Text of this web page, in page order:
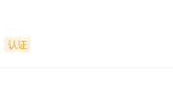
认证